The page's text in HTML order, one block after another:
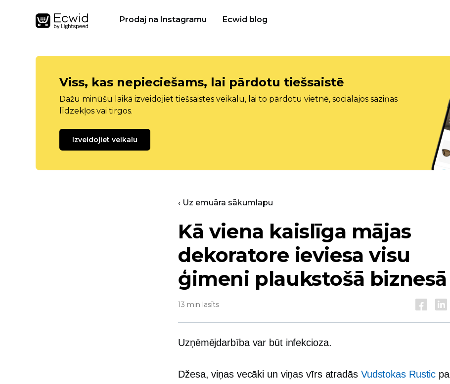
Prodaj na Instagramu Ecwid blog
Viss, kas nepieciešams, lai pārdotu tiešsaistē
Dažu minūšu laikā izveidojiet tiešsaistes veikalu, lai to pārdotu vietnē, sociālajos saziņas
līdzekļos vai tirgos.
Izveidojiet veikalu
‹ Uz emuāra sākumlapu
Kā viena kaislīga mājas
dekoratore ieviesa visu
ģimeni plaukstošā biznesā
13 min lasīts
Uzņēmējdarbība var būt infekcioza.
Džesa, viņas vecāki un viņas vīrs atradās Vudstokas Rustic pa